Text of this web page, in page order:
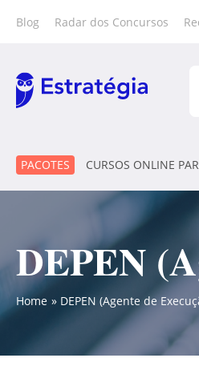
Blog Radar dos Concursos
PACOTES CURSOS ONLINE
DEPEN
Home DEPEN (Agente de